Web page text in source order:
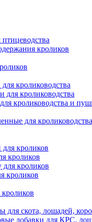
кроликов
кролиководства
кролиководства
кролиководства и
для
кроликов
кроликов
кроликов
кроликов
для скота, лошадей,
добавки для КРС,